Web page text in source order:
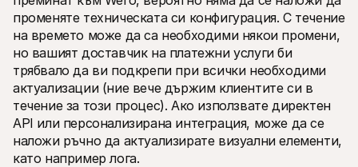
променяте техническата си конфигурация. С течение
на времето може да са необходими някои промени,
но вашият доставчик на платежни услуги би
трябвало да ви подкрепи при всички необходими
актуализации (ние вече държим клиентите си в
течение за този процес). Ако използвате директен
API или персонализирана интеграция, може да се
наложи ръчно да актуализирате визуални елементи,
като например лога.